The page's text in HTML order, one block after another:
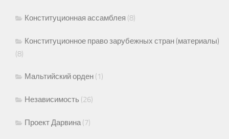
Конституционная ассамблея (8)
Конституционное право зарубежных стран (материалы)
(8)
Мальтийский орден (1)
Независимость (26)
Проект Дарвина(7)